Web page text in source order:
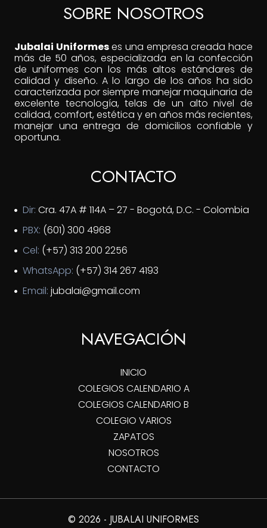
SOBRE NOSOTROS
Jubalai Uniformeses una empresa creada hace
más de 50 años, especializada en la confección
de uniformes con los más altos estándares de
calidad y diseño. A lo largo de los años ha sido
caracterizada por siempre manejar maquinaria de
excelente tecnología, telas de un alto nivel de
calidad, comfort, estética y en años más recientes,
manejar una entrega de domicilios confiable y
oportuna.
CONTACTO
Dir: Cra. 47A # 114A – 27 - Bogotá, D.C. - Colombia
PBX: (601) 300 4968
Cel: (+57) 313 200 2256
WhatsApp: (+57) 314 267 4193
Email: jubalai@gmail.com
NAVEGACIÓN
INICIO
COLEGIOS CALENDARIO A
COLEGIOS CALENDARIO B
COLEGIO VARIOS
ZAPATOS
NOSOTROS
CONTACTO
© 2026 - JUBALAI UNIFORMES